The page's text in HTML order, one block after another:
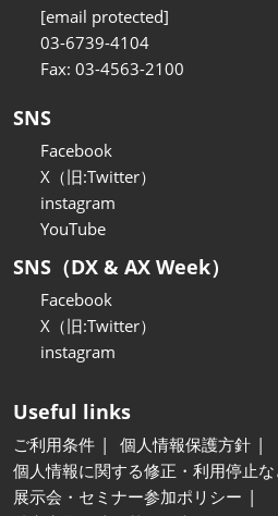
[email protected]
03-6739-4104
Fax: 03-4563-2100
SNS
Facebook
X（旧:Twitter）
instagram
YouTube
SNS（DX & AX Week）
Facebook
X（旧:Twitter）
instagram
Useful links
ご利用条件
個人情報保護方針
個人情報に関する修正・利用停止
展示会・セミナー参加ポリシー